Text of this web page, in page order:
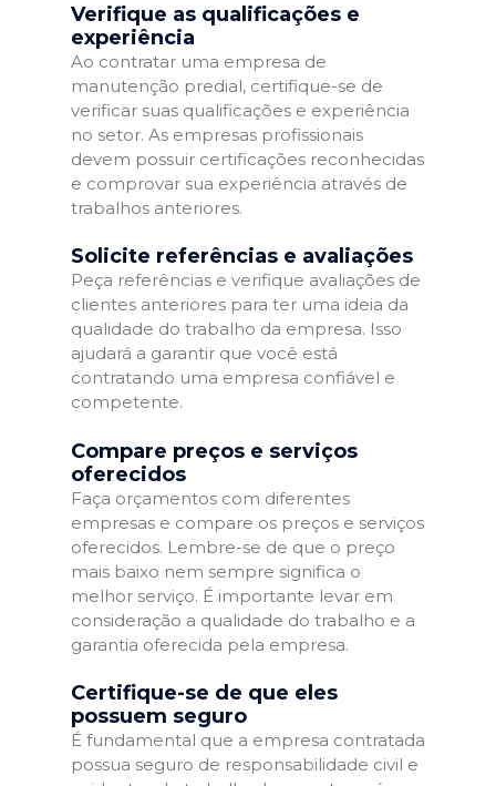
Verifique as qualificações e
experiência
Ao contratar uma empresa de
manutenção predial, certifique-se de
verificar suas qualificações e experiência
no setor. As empresas profissionais
devem possuir certificações reconhecidas
e comprovar sua experiência através de
trabalhos anteriores.
Solicite referências e avaliações
Peça referências e verifique avaliações de
clientes anteriores para ter uma ideia da
qualidade do trabalho da empresa. Isso
ajudará a garantir que você está
contratando uma empresa confiável e
competente.
Compare preços e serviços
oferecidos
Faça orçamentos com diferentes
empresas e compare os preços e serviços
oferecidos. Lembre-se de que o preço
mais baixo nem sempre significa o
melhor serviço. É importante levar em
consideração a qualidade do trabalho e a
garantia oferecida pela empresa.
Certifique-se de que eles
possuem seguro
É fundamental que a empresa contratada
possua seguro de responsabilidade civil e